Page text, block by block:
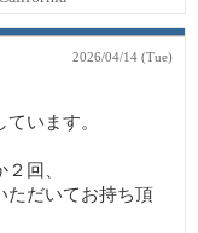
2026/04/14 (Tue)
います。
回、
ただいてお持ち頂